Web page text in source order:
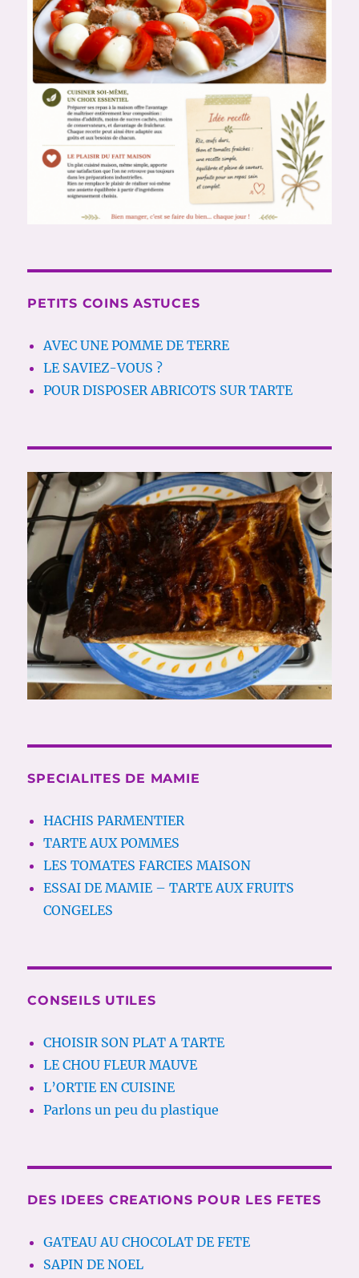
PETITS COINS ASTUCES
AVEC UNE POMME DE TERRE
LE SAVIEZ-VOUS ?
POUR DISPOSER ABRICOTS SUR TARTE
SPECIALITES DE MAMIE
HACHIS PARMENTIER
TARTE AUX POMMES
LES TOMATES FARCIES MAISON
ESSAI DE MAMIE – TARTE AUX FRUITS
CONGELES
CONSEILS UTILES
CHOISIR SON PLAT A TARTE
LE CHOU FLEUR MAUVE
L’ORTIE EN CUISINE
Parlons un peu du plastique
DES IDEES CREATIONS POUR LES FETES
GATEAU AU CHOCOLAT DE FETE
SAPIN DE NOEL